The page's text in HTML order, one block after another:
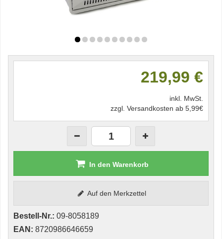
219,99 €
inkl. MwSt.
zzgl. Versandkosten ab 5,99€
In den Warenkorb
Auf den Merkzettel
Bestell-Nr.: 09-8058189
EAN: 8720986646659